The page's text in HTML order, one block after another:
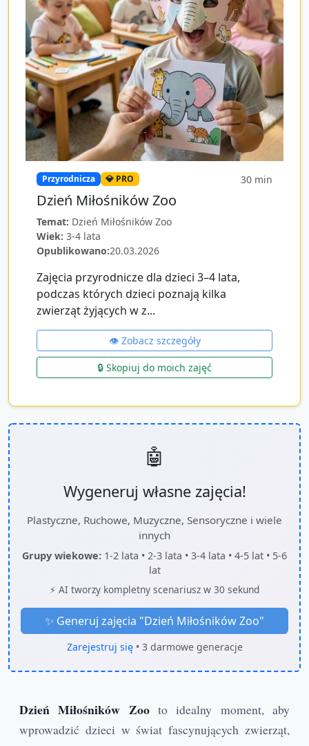
Przyrodnicza 💎 PRO 30 min
Dzień Miłośników Zoo
Temat: Dzień Miłośników Zoo
Wiek: 3-4 lata
Opublikowano:20.03.2026
Zajęcia przyrodnicze dla dzieci 3–4 lata,
podczas których dzieci poznają kilka
zwierząt żyjących w z...
👁️ Zobacz szczegóły
🔒 Skopiuj do moich zajęć
🤖
Wygeneruj własne zajęcia!
Plastyczne, Ruchowe, Muzyczne, Sensoryczne i wiele
innych
Grupy wiekowe: 1-2 lata • 2-3 lata • 3-4 lata • 4-5 lat • 5-6
lat
⚡ AI tworzy kompletny scenariusz w 30 sekund
✨ Generuj zajęcia "Dzień Miłośników Zoo"
Zarejestruj się• 3 darmowe generacje
Dzień Miłośników Zooto idealny moment, aby
wprowadzić dzieci w świat fascynujących zwierząt,